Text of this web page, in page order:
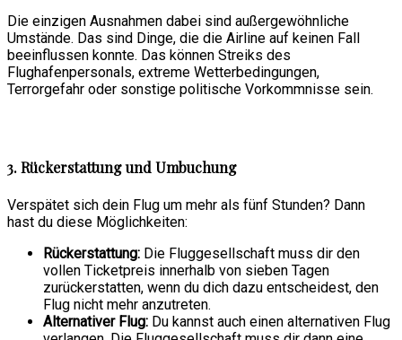
Die einzigen Ausnahmen dabei sind außergewöhnliche
Umstände. Das sind Dinge, die die Airline auf keinen Fall
beeinflussen konnte. Das können Streiks des
Flughafenpersonals, extreme Wetterbedingungen,
Terrorgefahr oder sonstige politische Vorkommnisse sein.
3. Rückerstattung und Umbuchung
Verspätet sich dein Flug um mehr als fünf Stunden? Dann
hast du diese Möglichkeiten:
Rückerstattung: Die Fluggesellschaft muss dir den
vollen Ticketpreis innerhalb von sieben Tagen
zurückerstatten, wenn du dich dazu entscheidest, den
Flug nicht mehr anzutreten.
Alternativer Flug: Du kannst auch einen alternativen Flug